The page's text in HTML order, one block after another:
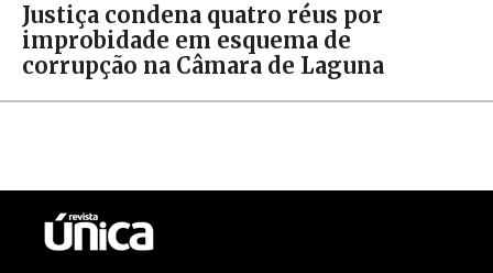
Justiça condena quatro réus por
improbidade em esquema de
corrupção na Câmara de Laguna